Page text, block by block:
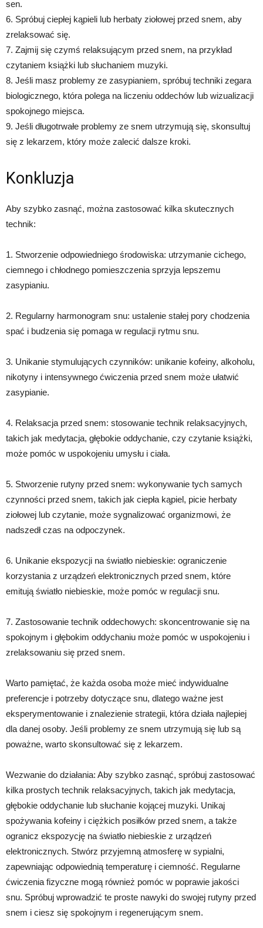
sen.
6. Spróbuj ciepłej kąpieli lub herbaty ziołowej przed snem, aby
zrelaksować się.
7. Zajmij się czymś relaksującym przed snem, na przykład
czytaniem książki lub słuchaniem muzyki.
8. Jeśli masz problemy ze zasypianiem, spróbuj techniki zegara
biologicznego, która polega na liczeniu oddechów lub wizualizacji
spokojnego miejsca.
9. Jeśli długotrwałe problemy ze snem utrzymują się, skonsultuj
się z lekarzem, który może zalecić dalsze kroki.
Konkluzja
Aby szybko zasnąć, można zastosować kilka skutecznych
technik:
1. Stworzenie odpowiedniego środowiska: utrzymanie cichego,
ciemnego i chłodnego pomieszczenia sprzyja lepszemu
zasypianiu.
2. Regularny harmonogram snu: ustalenie stałej pory chodzenia
spać i budzenia się pomaga w regulacji rytmu snu.
3. Unikanie stymulujących czynników: unikanie kofeiny, alkoholu,
nikotyny i intensywnego ćwiczenia przed snem może ułatwić
zasypianie.
4. Relaksacja przed snem: stosowanie technik relaksacyjnych,
takich jak medytacja, głębokie oddychanie, czy czytanie książki,
może pomóc w uspokojeniu umysłu i ciała.
5. Stworzenie rutyny przed snem: wykonywanie tych samych
czynności przed snem, takich jak ciepła kąpiel, picie herbaty
ziołowej lub czytanie, może sygnalizować organizmowi, że
nadszedł czas na odpoczynek.
6. Unikanie ekspozycji na światło niebieskie: ograniczenie
korzystania z urządzeń elektronicznych przed snem, które
emitują światło niebieskie, może pomóc w regulacji snu.
7. Zastosowanie technik oddechowych: skoncentrowanie się na
spokojnym i głębokim oddychaniu może pomóc w uspokojeniu i
zrelaksowaniu się przed snem.
Warto pamiętać, że każda osoba może mieć indywidualne
preferencje i potrzeby dotyczące snu, dlatego ważne jest
eksperymentowanie i znalezienie strategii, która działa najlepiej
dla danej osoby. Jeśli problemy ze snem utrzymują się lub są
poważne, warto skonsultować się z lekarzem.
Wezwanie do działania: Aby szybko zasnąć, spróbuj zastosować
kilka prostych technik relaksacyjnych, takich jak medytacja,
głębokie oddychanie lub słuchanie kojącej muzyki. Unikaj
spożywania kofeiny i ciężkich posiłków przed snem, a także
ogranicz ekspozycję na światło niebieskie z urządzeń
elektronicznych. Stwórz przyjemną atmosferę w sypialni,
zapewniając odpowiednią temperaturę i ciemność. Regularne
ćwiczenia fizyczne mogą również pomóc w poprawie jakości
snu. Spróbuj wprowadzić te proste nawyki do swojej rutyny przed
snem i ciesz się spokojnym i regenerującym snem.